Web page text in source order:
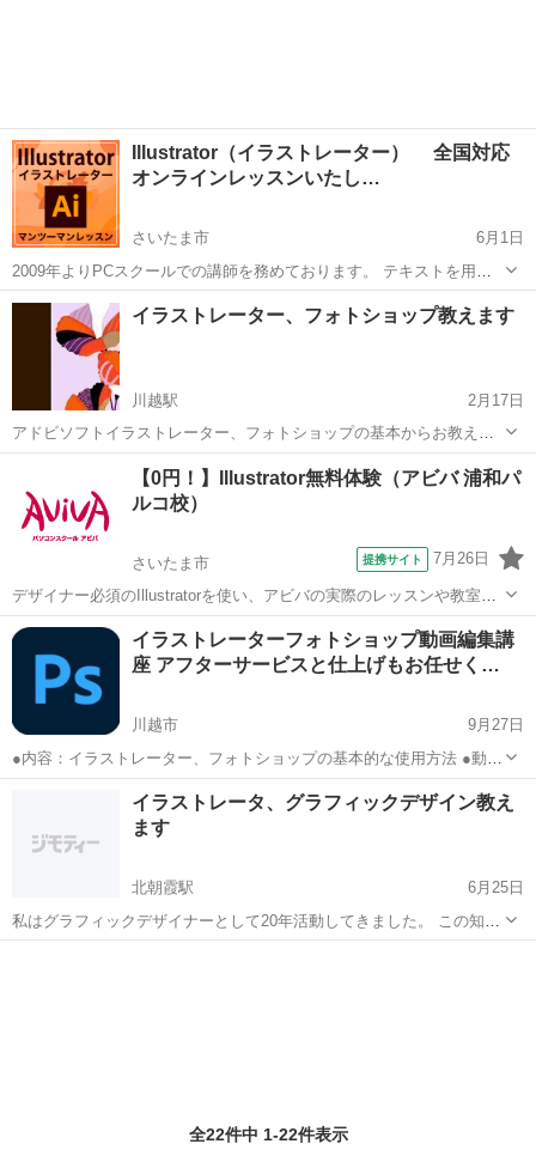
Illustrator（イラストレーター） 全国対応
オンラインレッスンいたし…
さいたま市
6月1日
2009年よりPCスクールでの講師を務めております。 テキストを用い
た多人数での学習に効率の悪さと不便さを感じて個人レッスンを始め
ました。 「覚えるではなく自分で何とか出来るようになる」 をモット
ーに、初心者の方を...
埼玉 さいたま市 Illustrator
イラストレーター、フォトショップ教えます
川越駅
2月17日
アドビソフトイラストレーター、フォトショップの基本からお教えし
ます。初心者専用です。1時間2千円からとなります。当方版下制作を
しているフリーの個人となります。ウインドウズ専用です。レッスン
目的は印刷のための版下制作となります
川越駅 フォトショップ
【0円！】Illustrator無料体験（アビバ 浦和パ
ルコ校）
さいたま市 提携サイト 7月26日
デザイナー必須のIllustratorを使い、アビバの実際のレッスンや教室の
雰囲気を無料で体験♪ ペンツール（ベジェ曲線）でのイラスト作成か
ら、Illustratorだからできるタイトルデコレーション術など、あなたに
合ったメ...
埼玉 さいたま市 Illustrator
イラストレーターフォトショップ動画編集講
座 アフターサービスと仕上げもお任せく…
川越市
9月27日
●内容：イラストレーター、フォトショップの基本的な使用方法 ●動画
編集ソフト after effects ,Final Cut proの操作や動画編集 基本的に自
分の作りたいモノをつくっていただきます。課題ではありません...
Illustrator 動画編集
イラストレータ、グラフィックデザイン教え
ます
北朝霞駅
6月25日
私はグラフィックデザイナーとして20年活動してきました。 この知識
とノウハウを学びたい方へ教えていきたいと考えています。 某コーチ
全22件中 1-22件表示